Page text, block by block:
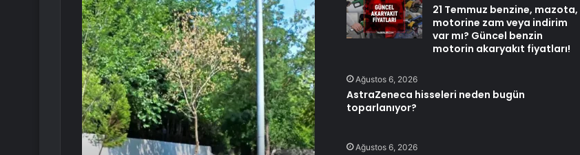
21 Temmuz benzine, mazota,
motorine zam veya indirim
var mı? Güncel benzin
motorin akaryakıt fiyatları!
Ağustos 6, 2026
AstraZeneca hisseleri neden bugün
toparlanıyor?
Ağustos 6, 2026